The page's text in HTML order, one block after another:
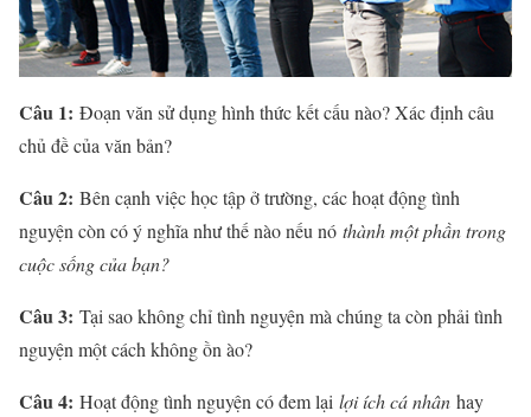
Câu 1: Đoạn văn sử dụng hình thức kết cấu nào? Xác định câu
chủ đề của văn bản?
Câu 2: Bên cạnh việc học tập ở trường, các hoạt động tình
nguyện còn có ý nghĩa như thế nào nếu nó thành một phần trong
cuộc sống của bạn?
Câu 3: Tại sao không chỉ tình nguyện mà chúng ta còn phải tình
nguyện một cách không ồn ào?
Câu 4: Hoạt động tình nguyện có đem lại lợi ích cá nhân hay